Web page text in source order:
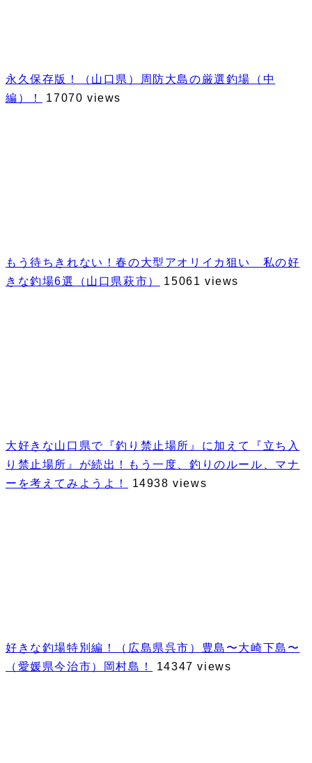
永久保存版！（山口県）周防大島の厳選釣場（中
編）！
17070 views
もう待ちきれない！春の大型アオリイカ狙い 私の好
きな釣場6選（山口県萩市）
15061 views
大好きな山口県で『釣り禁止場所』に加えて『立ち入
り禁止場所』が続出！もう一度、釣りのルール、マナ
ーを考えてみようよ！
14938 views
好きな釣場特別編！（広島県呉市）豊島〜大崎下島〜
（愛媛県今治市）岡村島！
14347 views